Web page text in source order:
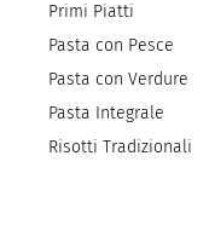
Primi Piatti
Pasta con Pesce
Pasta con Verdure
Pasta Integrale
Risotti Tradizionali